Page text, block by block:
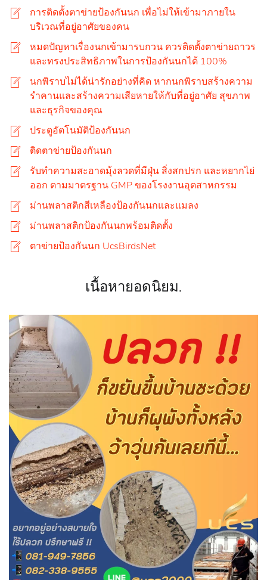
การติดตั้งตาข่ายป้องกันนก เพื่อไม่ให้เข้ามาภายใน
บริเวณที่อยู่อาศัยของคน
หมดปัญหาเรื่องนกเข้ามารบกวน ควรติดตั้งตาข่ายถาวร
และทรงประสิทธิภาพในการป้องกันนกได้ 100%
นกพิราบไม่ได้น่ารักอย่างที่คิด หากนกพิราบสร้างความ
รำคานและสร้างความเสียหายให้กับที่อยู่อาศัย สุขภาพ
และธุรกิจของคุณ
ประตูอัตโนมัติป้องกันนก
ติดตาข่ายป้องกันนก
รับทำความสะอาดมุ้งลวดที่มีฝุ่น สิ่งสกปรก และหยากไย่
ออก ตามมาตรฐาน GMP ของโรงงานอุตสาหกรรม
ม่านพลาสติกสีเหลืองป้องกันนกและแมลง
ม่านพลาสติกป้องกันนกพร้อมติดตั้ง
ตาข่ายป้องกันนก UcsBirdsNet
เนื้อหายอดนิยม.